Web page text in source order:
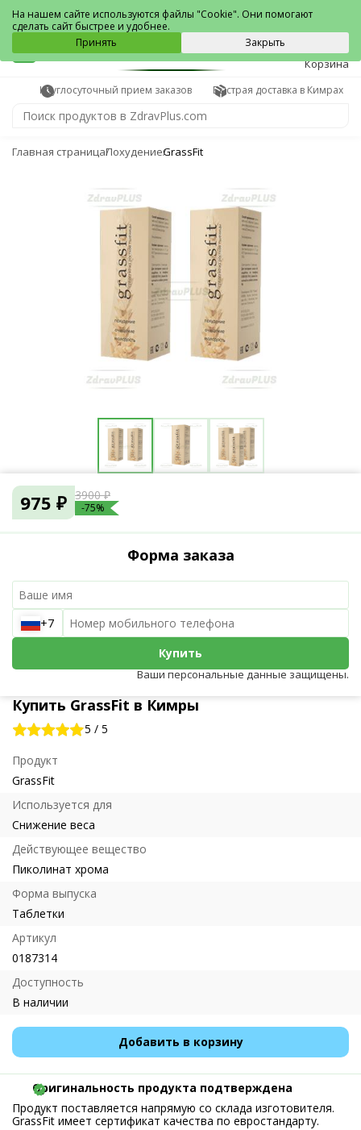
Кимры
0
Корзина
Круглосуточный прием заказов Быстрая доставка в Кимрах
Главная страницаПохудениеGrassFit
Купить GrassFit в Кимры
5 / 5
Продукт
GrassFit
Используется для
Снижение веса
Действующее вещество
Пиколинат хрома
Форма выпуска
Таблетки
Артикул
0187314
Доступность
В наличии
Добавить в корзину
975 ₽ 3900 ₽
-75%
Форма заказа
+7
Купить
Ваши персональные данные защищены.
Оригинальность продукта подтверждена
Продукт поставляется напрямую со склада изготовителя.
GrassFit имеет сертификат качества по евростандарту.
На нашем сайте используются файлы "Cookie". Они помогают
сделать сайт быстрее и удобнее.
Принять
Закрыть